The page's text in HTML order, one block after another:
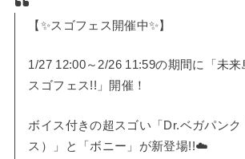
【✨スゴフェス開催中✨】
1/27 12:00～2/26 11:59の期間に「未来
スゴフェス!!」開催！
ボイス付きの超スゴい「Dr.ベガパンク
ス）」と「ボニー」が新登場!!☁️